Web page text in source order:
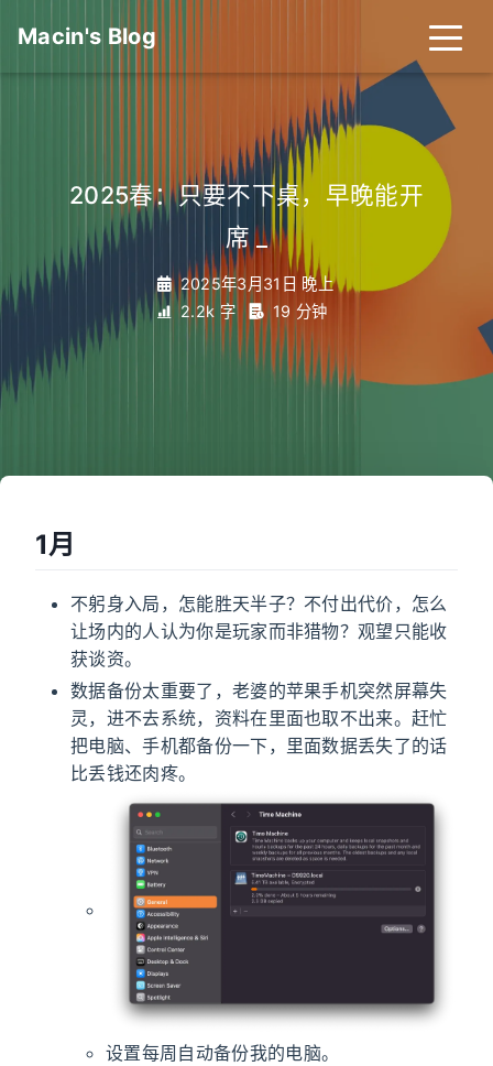
Macin's Blog
2025春：只要不下桌，早晚能开
席_
2025年3月31日 晚上
2.2k 字
19 分钟
1月
不躬身入局，怎能胜天半子？不付出代价，怎么
让场内的人认为你是玩家而非猎物？观望只能收
获谈资。
数据备份太重要了，老婆的苹果手机突然屏幕失
灵，进不去系统，资料在里面也取不出来。赶忙
把电脑、手机都备份一下，里面数据丢失了的话
比丢钱还肉疼。
设置每周自动备份我的电脑。